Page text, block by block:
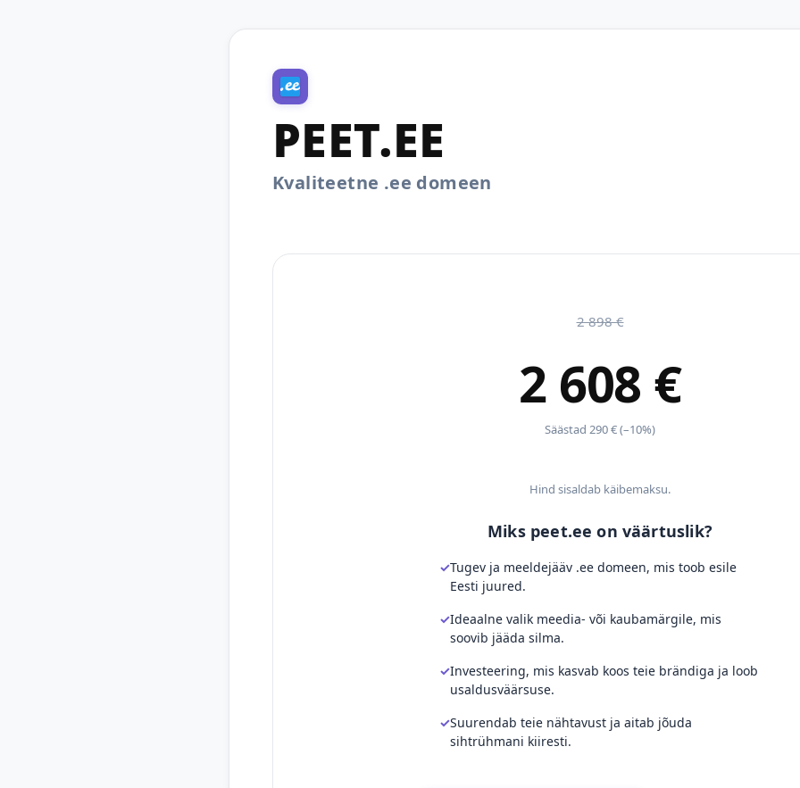
PEET.EE
Kvaliteetne .ee domeen
2 898 €
2 608 €
Säästad 290 € (–10%)
Hind sisaldab käibemaksu.
Miks peet.ee on väärtuslik?
Tugev ja meeldejääv .ee domeen, mis toob esile
Eesti juured.
Ideaalne valik meedia- või kaubamärgile, mis
soovib jääda silma.
Investeering, mis kasvab koos teie brändiga ja loob
usaldusväärsuse.
Suurendab teie nähtavust ja aitab jõuda
sihtrühmani kiiresti.